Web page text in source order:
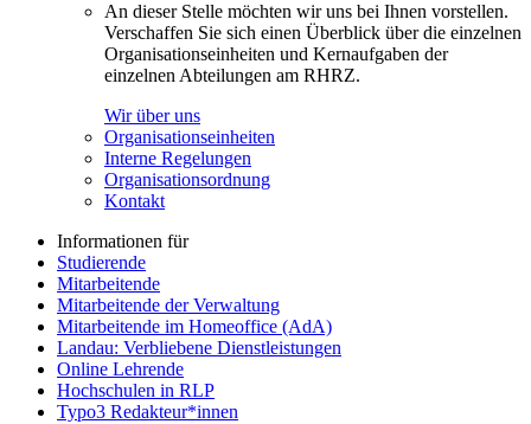
An dieser Stelle möchten wir uns bei Ihnen vorstellen.
Verschaffen Sie sich einen Überblick über die einzelnen
Organisationseinheiten und Kernaufgaben der
einzelnen Abteilungen am RHRZ.
Wir über uns
Organisationseinheiten
Interne Regelungen
Organisationsordnung
Kontakt
Informationen für
Studierende
Mitarbeitende
Mitarbeitende der Verwaltung
Mitarbeitende im Homeoffice (AdA)
Landau: Verbliebene Dienstleistungen
Online Lehrende
Hochschulen in RLP
Typo3 Redakteur*innen